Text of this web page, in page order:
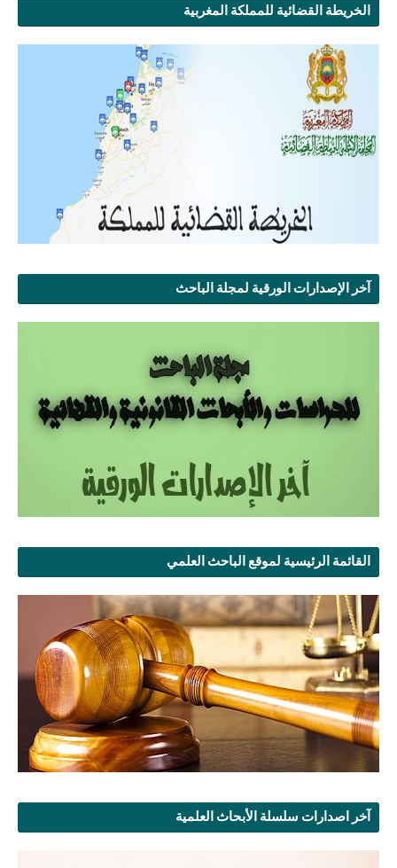
الخريطة القضائية للمملكة المغربية
آخر الإصدارات الورقية لمجلة الباحث
القائمة الرئيسية لموقع الباحث العلمي
آخر اصدارات سلسلة الأبحاث العلمية